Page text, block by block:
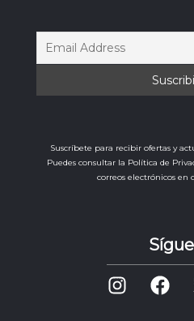
Suscríbete para recibir ofertas y
Puedes consultar la Política de
correos electrónicos